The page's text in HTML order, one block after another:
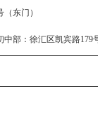
（东门）
中部：徐汇区凯宾路179号